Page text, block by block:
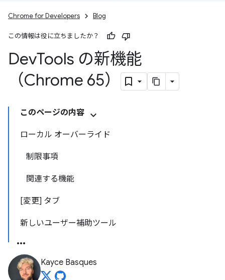
Chrome for Developers Blog
この情報は役に立ちましたか？
DevTools の新機能
（Chrome 65）
このページの内容
ローカル オーバーライド
制限事項
関連する機能
[変更] タブ
新しいユーザー補助ツール
Kayce Basques